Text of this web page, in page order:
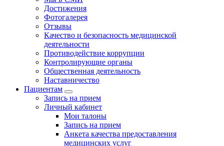
Достижения
Фотогалерея
Отзывы
Качество и безопасность медицинской
деятельности
Противодействие коррупции
Контролирующие органы
Общественная деятельность
Наставничество
Пациентам
Запись на прием
Личный кабинет
Мои талоны
Запись на прием
Анкета качества предоставления
медицинских услуг